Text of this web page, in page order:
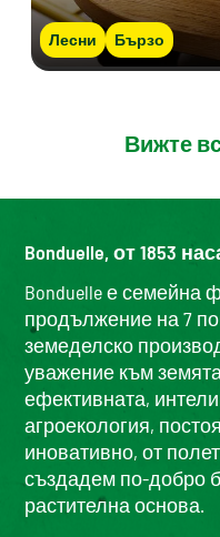
Лесни Бързо
Вижте
Bonduelle, от 1853
Bonduelle е семейна
продължение на 7
земеделско
уважение към
ефективната,
агроекология,
иновативно, от
създадем по-добро
растителна основа.